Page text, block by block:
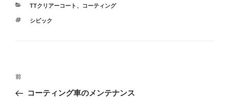
カ
ゴ
TTクリアーコート 、 コーティング
タ
シビック
投
ナ
前
の
前
コーティング車のメンテナンス